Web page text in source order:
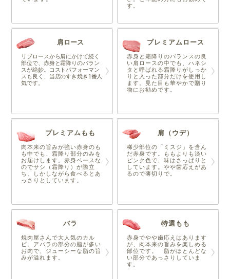
す。
肩ロース
リブロースから肩にかけて続く
部位で、赤身と霜降りのバラン
スが絶妙。コストパフォーマン
スも良く、当店のすき焼き1番人
気です。
プレミアムロース
赤身と霜降りのバランスの良
い肩ロースの中でも、ハネシ
タと呼ばれる霜降りがしっか
りと入った部分だけを使用し
ます。見た目も華やかで贈り
物にお勧めです。
プレミアムもも
肉本来の旨みが強い赤身のも
も中でも、霜降り部分のみを
お届けします。赤身ベースな
のでサシ（霜降り）が際立
ち、しかしながら食べるとあ
っさりとしています。
肩（ウデ）
稀少部位の「ミスジ」を含ん
だ赤身です。ももよりも淡い
ピンク色で、味はさっぱりと
しています。やや歯応えがあ
るので薄切りで。
バラ
焼肉屋さんで大人気のカル
ビ。アバラの部分の脂が多い
お肉で、ジューシーな脂の旨
みが溢れます。
特選もも
赤身でやや歯応えはあります
が、肉本来の旨みを楽しめる
部位です。 脂がほとんどな
い部分であっさりしていま
す。